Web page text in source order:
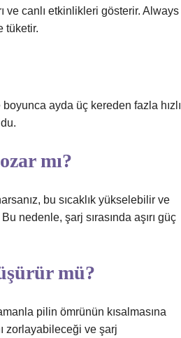
ve canlı etkinlikleri gösterir. Always
tüketir.
boyunca ayda üç kereden fazla hızlı
mı?
bu sıcaklık yükselebilir ve
nedenle, şarj sırasında aşırı güç
mü?
pilin ömrünün kısalmasına
zorlayabileceği ve şarj